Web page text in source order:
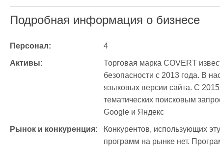
Подробная информация о бизнесе
Персонал: 4
Активы:
Торговая марка COVERT
безопасности с 2013 года. В
языковых версии сайта. С
тематических поисковым
Google и Яндекс
Рынок и конкуренция:
Конкурентов, использующих
программ на рынке нет.